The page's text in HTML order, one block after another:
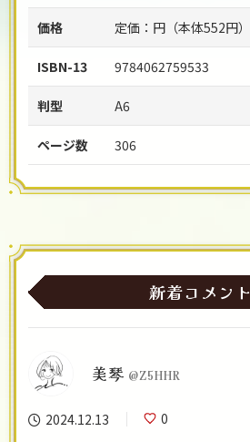
価格 定価： 円（本体552円）
ISBN-13 9784062759533
判型 A6
ページ数 306
新着コメント
美琴 @Z5HHR
2024.12.13
0